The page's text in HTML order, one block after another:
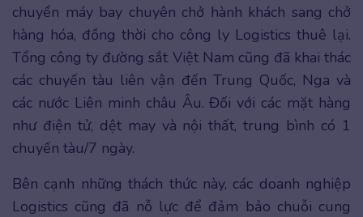
chuyển máy bay chuyên chở hành khách sang chở
hàng hóa, đồng thời cho công ly Logistics thuê lại.
Tổng công ty đường sắt Việt Nam cũng đã khai thác
các chuyến tàu liên vận đến Trung Quốc, Nga và
các nước Liên minh châu Âu. Đối với các mặt hàng
như điện tử, dệt may và nội thất, trung bình có 1
chuyến tàu/7 ngày.
Bên cạnh những thách thức này, các doanh nghiệp
Logistics cũng đã nỗ lực để đảm bảo chuỗi cung